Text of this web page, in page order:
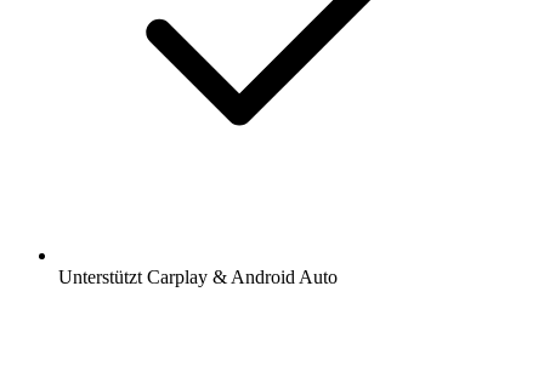
Unterstützt Carplay & Android Auto